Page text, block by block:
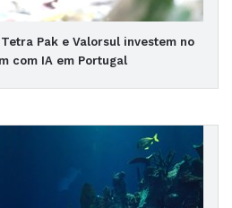
Pak e Valorsul investem no
com IA em Portugal